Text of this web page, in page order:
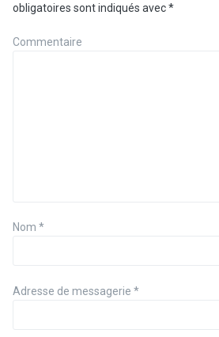
obligatoires sont indiqués avec*
Commentaire
Nom *
Adresse de messagerie *